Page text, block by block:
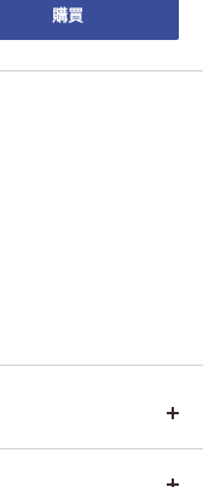
購買
的「營養、健康、